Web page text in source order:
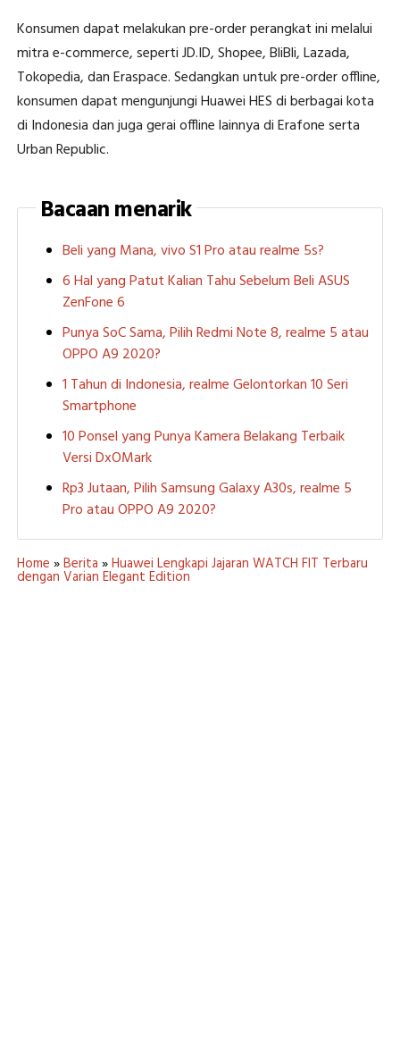
Konsumen dapat melakukan pre-order perangkat ini melalui
mitra e-commerce, seperti JD.ID, Shopee, BliBli, Lazada,
Tokopedia, dan Eraspace. Sedangkan untuk pre-order offline,
konsumen dapat mengunjungi Huawei HES di berbagai kota
di Indonesia dan juga gerai offline lainnya di Erafone serta
Urban Republic.
Bacaan menarik
Beli yang Mana, vivo S1 Pro atau realme 5s?
6 Hal yang Patut Kalian Tahu Sebelum Beli ASUS
ZenFone 6
Punya SoC Sama, Pilih Redmi Note 8, realme 5 atau
OPPO A9 2020?
1 Tahun di Indonesia, realme Gelontorkan 10 Seri
Smartphone
10 Ponsel yang Punya Kamera Belakang Terbaik
Versi DxOMark
Rp3 Jutaan, Pilih Samsung Galaxy A30s, realme 5
Pro atau OPPO A9 2020?
Home »Berita »Huawei Lengkapi Jajaran WATCH FIT Terbaru
dengan Varian Elegant Edition